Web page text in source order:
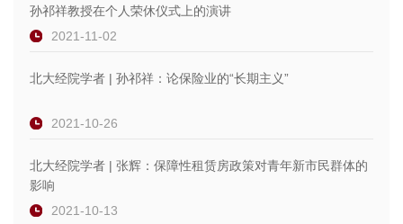
孙祁祥教授在个人荣休仪式上的演讲
2021-11-02
北大经院学者 | 孙祁祥：论保险业的“长期主义”
2021-10-26
北大经院学者 | 张辉：保障性租赁房政策对青年新市民群体的
影响
2021-10-13